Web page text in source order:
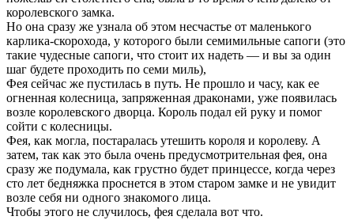
королевского замка.
Но она сразу же узнала об этом несчастье от маленького
карлика-скорохода, у которого были семимильные сапоги (это
такие чудесные сапоги, что стоит их надеть — и вы за один
шаг будете проходить по семи миль),
Фея сейчас же пустилась в путь. Не прошло и часу, как ее
огненная колесница, запряженная драконами, уже появилась
возле королевского дворца. Король подал ей руку и помог
сойти с колесницы.
Фея, как могла, постаралась утешить короля и королеву. А
затем, так как это была очень предусмотрительная фея, она
сразу же подумала, как грустно будет принцессе, когда через
сто лет бедняжка проснется в этом старом замке и не увидит
возле себя ни одного знакомого лица.
Чтобы этого не случилось, фея сделала вот что.